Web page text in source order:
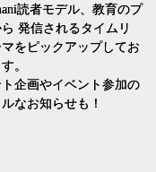
読者モデル、教育のプ
発信されるタイムリ
をピックアップしてお
。
企画やイベント参加の
なお知らせも！